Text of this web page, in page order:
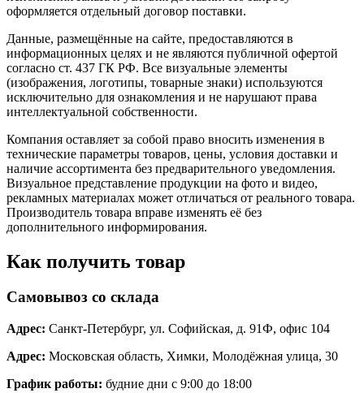
оформляется отдельный договор поставки.
Данные, размещённые на сайте, предоставляются в
информационных целях и не являются публичной офертой
согласно ст. 437 ГК РФ. Все визуальные элементы
(изображения, логотипы, товарные знаки) используются
исключительно для ознакомления и не нарушают права
интеллектуальной собственности.
Компания оставляет за собой право вносить изменения в
технические параметры товаров, цены, условия доставки и
наличие ассортимента без предварительного уведомления.
Визуальное представление продукции на фото и видео,
рекламных материалах может отличаться от реального товара.
Производитель товара вправе изменять её без
дополнительного информирования.
Как получить товар
Самовывоз со склада
Адрес: Санкт-Петербург, ул. Софийская, д. 91Ф, офис 104
Адрес: Московская область, Химки, Молодёжная улица, 30
График работы: будние дни с 9:00 до 18:00